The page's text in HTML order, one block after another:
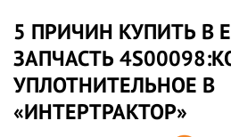
5 ПРИЧИН КУПИТЬ В
ЗАПЧАСТЬ
УПЛОТНИТЕЛЬНОЕ В
«ИНТЕРТРАКТОР»